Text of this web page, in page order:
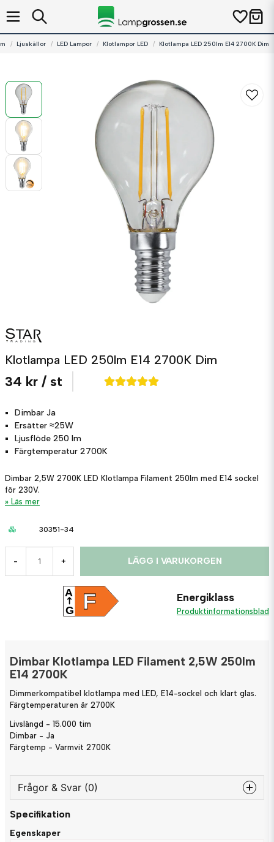
Ljuskällor LED Lampor Klotlampor LED Klotlampa LED 250lm E14 2700K Dim
Klotlampa LED 250lm E14 2700K Dim
34 kr / st
Dimbar Ja
Ersätter ≈25W
Ljusflöde 250 lm
Färgtemperatur 2700K
Dimbar 2,5W 2700K LED Klotlampa Filament 250lm med E14 sockel
för 230V.
Läs mer
30351-34
- + LÄGG I VARUKORGEN
F
A
G
Energiklass
Produktinformationsblad
Dimbar Klotlampa LED Filament 2,5W 250lm
E14 2700K
Dimmerkompatibel klotlampa med LED, E14-sockel och klart glas.
Färgtemperaturen är 2700K
Livslängd - 15.000 tim
Dimbar - Ja
Färgtemp - Varmvit 2700K
Frågor & Svar (0)
question
Specifikation
Egenskaper